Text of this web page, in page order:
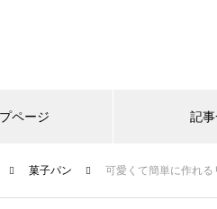
ページ 記
菓子パン 可愛くて簡単に作れ